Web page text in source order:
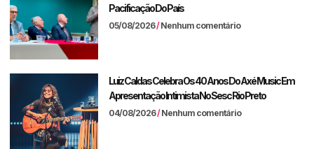
Pacificação Do País
05/08/2026 Nenhum comentário
Luiz Caldas Celebra Os 40 Anos Do Axé Music Em
Apresentação Intimista No Sesc Rio Preto
04/08/2026 Nenhum comentário